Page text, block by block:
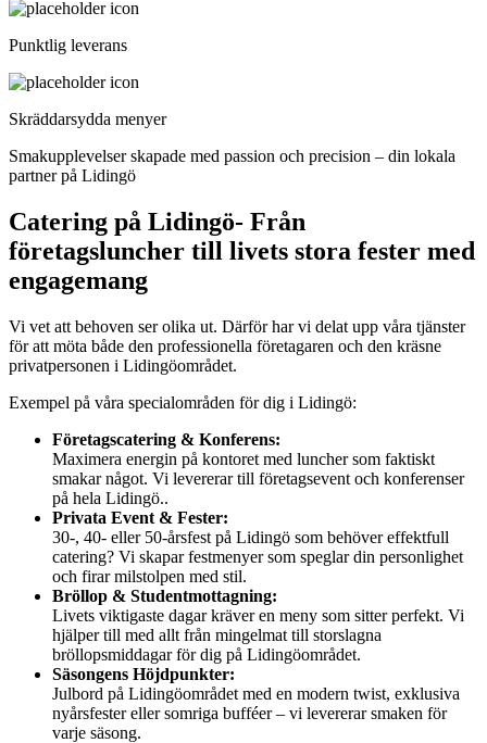
Punktlig leverans
Skräddarsydda menyer
Smakupplevelser skapade med passion och precision – din lokala
partner på Lidingö
Catering på Lidingö- Från
företagsluncher till livets stora fester med
engagemang
Vi vet att behoven ser olika ut. Därför har vi delat upp våra tjänster
för att möta både den professionella företagaren och den kräsne
privatpersonen i Lidingöområdet.
Exempel på våra specialområden för dig i Lidingö:
Företagscatering & Konferens:
Maximera energin på kontoret med luncher som faktiskt
smakar något. Vi levererar till företagsevent och konferenser
på hela Lidingö..
Privata Event & Fester:
30-, 40- eller 50-årsfest på Lidingö som behöver effektfull
catering? Vi skapar festmenyer som speglar din personlighet
och firar milstolpen med stil.
Bröllop & Studentmottagning:
Livets viktigaste dagar kräver en meny som sitter perfekt. Vi
hjälper till med allt från mingelmat till storslagna
bröllopsmiddagar för dig på Lidingöområdet.
Säsongens Höjdpunkter:
Julbord på Lidingöområdet med en modern twist, exklusiva
nyårsfester eller somriga bufféer – vi levererar smaken för
varje säsong.